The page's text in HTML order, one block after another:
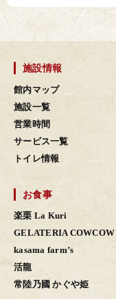
施設情報
館内マップ
施設一覧
営業時間
サービス一覧
トイレ情報
お食事
楽栗 La Kuri
GELATERIA COWCOW
kasama farm’s
活龍
常陸乃國 かぐや姫